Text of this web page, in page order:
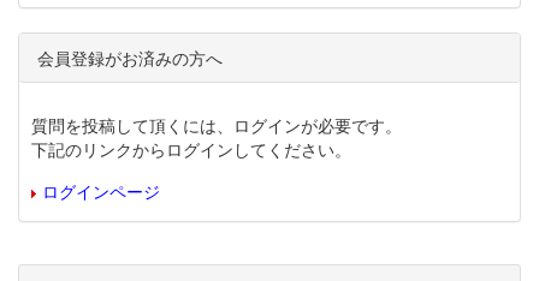
会員登録がお済みの方へ
質問を投稿して頂くには、ログインが必要です。
下記のリンクからログインしてください。
ログインページ